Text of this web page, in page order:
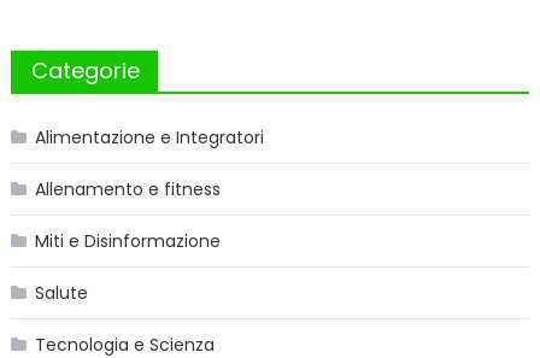
Categorie
Alimentazione e Integratori
Allenamento e fitness
Miti e Disinformazione
Salute
Tecnologia e Scienza